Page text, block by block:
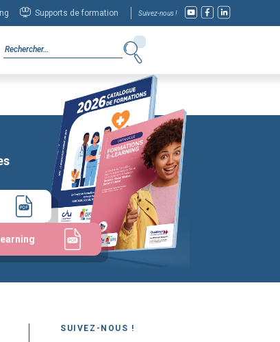
Supports de formation Suivez-nous !
SUIVEZ-NOUS !